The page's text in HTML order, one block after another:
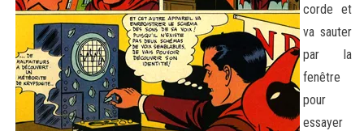
corde et
va sauter
par la
fenêtre
pour
essayer